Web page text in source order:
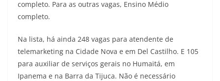
completo. Para as outras vagas, Ensino Médio
completo.
Na lista, há ainda 248 vagas para atendente de
telemarketing na Cidade Nova e em Del Castilho. E 105
para auxiliar de serviços gerais no Humaitá, em
Ipanema e na Barra da Tijuca. Não é necessário